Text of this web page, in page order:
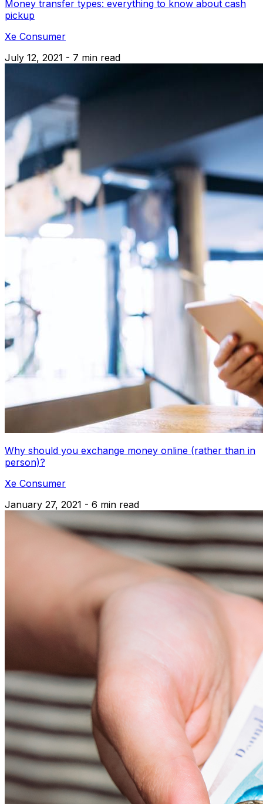
Money transfer types: everything to know about cash
pickup
Xe Consumer
July 12, 2021 - 7 min read
Why should you exchange money online (rather than in
person)?
Xe Consumer
January 27, 2021 - 6 min read